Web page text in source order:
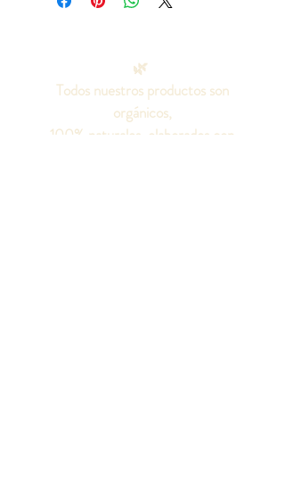
🌿
Todos nuestros productos son
orgánicos,
100% naturales, elaborados con